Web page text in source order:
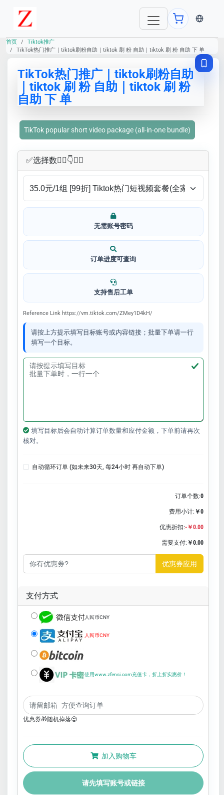
当前语
首页
Tiktok推广
TikTok热门推广｜tiktok刷粉自助｜tiktok 刷 粉 自助｜tiktok 刷 粉 自助 下 单
TikTok热门推广｜tiktok刷粉自助
｜tiktok 刷 粉 自助｜tiktok 刷 粉
自助 下 单
TikTok popular short video package (all-in-one bundle)
✅​选择数👇🏻​​👇👇🏻​​
无需账号密码
订单进度可查询
支持售后工单
Reference Link https://vm.tiktok.com/ZMey1D4kH/
请按上方提示填写目标账号或内容链接；批量下单请一行
填写一个目标。
填写目标后会自动计算订单数量和应付金额，下单前请再次
核对。
自动循环订单 (如未来30天, 每24小时 再自动下单)
订单个数:0
费用小计: ￥0
优惠折扣:-￥0.00
需要支付: ￥0.00
优惠券应用
支付方式
人民币CNY
人民币CNY
使用www.zfensi.com充值卡，折上折实惠价！
优惠券🎁随机掉落😍
加入购物车
请先填写账号或链接